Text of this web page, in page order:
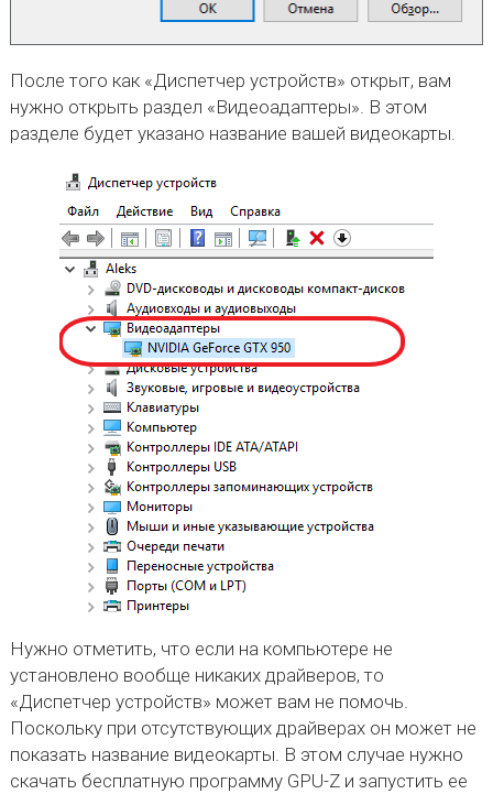
После того как «Диспетчер устройств» открыт, вам
нужно открыть раздел «Видеоадаптеры». В этом
разделе будет указано название вашей видеокарты.
Нужно отметить, что если на компьютере не
установлено вообще никаких драйверов, то
«Диспетчер устройств» может вам не помочь.
Поскольку при отсутствующих драйверах он может не
показать название видеокарты. В этом случае нужно
скачать бесплатную программу GPU-Z и запустить ее